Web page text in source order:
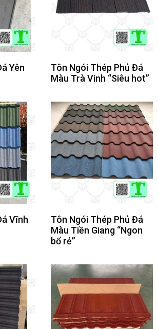
Yên
Tôn Ngói Thép Phủ Đá
Màu Trà Vinh “Siêu hot”
Vĩnh
Tôn Ngói Thép Phủ Đá
Màu Tiền Giang “Ngon
bổ rẻ”